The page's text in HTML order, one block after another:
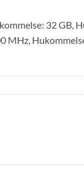
32 GB,
MHz,